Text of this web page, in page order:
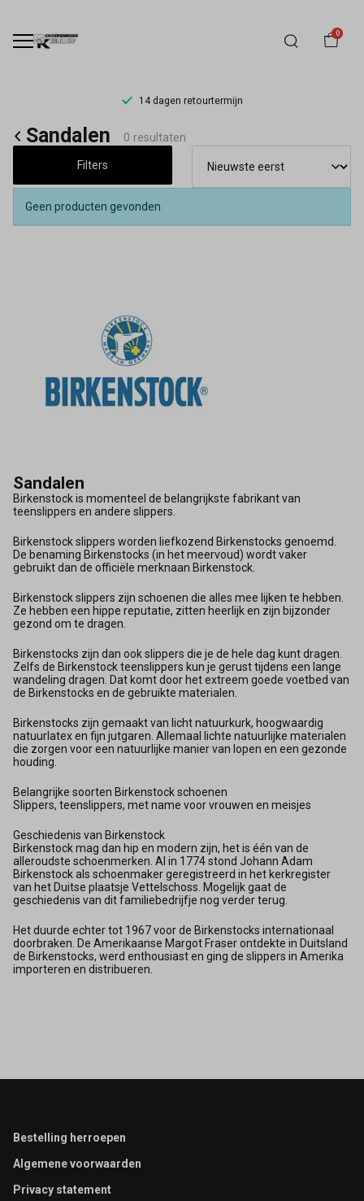
0
14 dagen retourtermijn
Sandalen
Schoenmode
Kerkhof
Sandalen 0 resultaten
Filters
Geen producten gevonden
Sandalen
Birkenstock is momenteel de belangrijkste fabrikant van
teenslippers en andere slippers.
Birkenstock slippers worden liefkozend Birkenstocks genoemd.
De benaming Birkenstocks (in het meervoud) wordt vaker
gebruikt dan de officiële merknaan Birkenstock.
Birkenstock slippers zijn schoenen die alles mee lijken te hebben.
Ze hebben een hippe reputatie, zitten heerlijk en zijn bijzonder
gezond om te dragen.
Birkenstocks zijn dan ook slippers die je de hele dag kunt dragen.
Zelfs de Birkenstock teenslippers kun je gerust tijdens een lange
wandeling dragen. Dat komt door het extreem goede voetbed van
de Birkenstocks en de gebruikte materialen.
Birkenstocks zijn gemaakt van licht natuurkurk, hoogwaardig
natuurlatex en fijn jutgaren. Allemaal lichte natuurlijke materialen
die zorgen voor een natuurlijke manier van lopen en een gezonde
houding.
Belangrijke soorten Birkenstock schoenen
Slippers, teenslippers, met name voor vrouwen en meisjes
Geschiedenis van Birkenstock
Birkenstock mag dan hip en modern zijn, het is één van de
alleroudste schoenmerken. Al in 1774 stond Johann Adam
Birkenstock als schoenmaker geregistreerd in het kerkregister
van het Duitse plaatsje Vettelschoss. Mogelijk gaat de
geschiedenis van dit familiebedrijfje nog verder terug.
Het duurde echter tot 1967 voor de Birkenstocks internationaal
doorbraken. De Amerikaanse Margot Fraser ontdekte in Duitsland
de Birkenstocks, werd enthousiast en ging de slippers in Amerika
importeren en distribueren.
Footer
Bestelling herroepen
Algemene voorwaarden
Privacy statement